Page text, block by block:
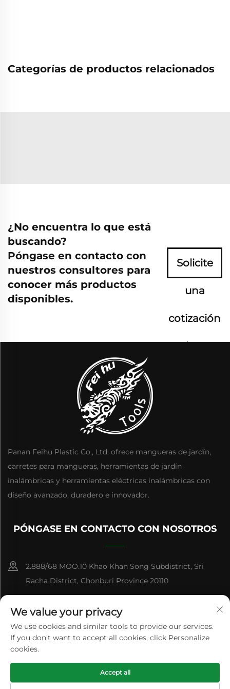
Categorías de productos relacionados
¿No encuentra lo que está
buscando?
Póngase en contacto con
nuestros consultores para
conocer más productos
disponibles.
Solicite
una
cotización
ahora
Panan Feihu Plastic Co., Ltd. ofrece mangueras de jardín,
carretes para mangueras, herramientas de jardín
inalámbricas y herramientas eléctricas inalámbricas con
diseño avanzado, duradero e innovador.
PÓNGASE EN CONTACTO CON NOSOTROS
2.888/68 MOO.10 Khao Khan Song Subdistrict, Sri
Racha District, Chonburi Province 20110
[email protected]
Derechos de Autor © Panan Feihu Plastic Co., Ltd. Todos los
Derechos Reservados Política de privacidad
We value your privacy
We use cookies and similar tools to provide our services.
If you don't want to accept all cookies, click Personalize
cookies.
Accept all